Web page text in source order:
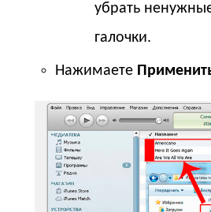
убрать
галочки.
Нажимаете